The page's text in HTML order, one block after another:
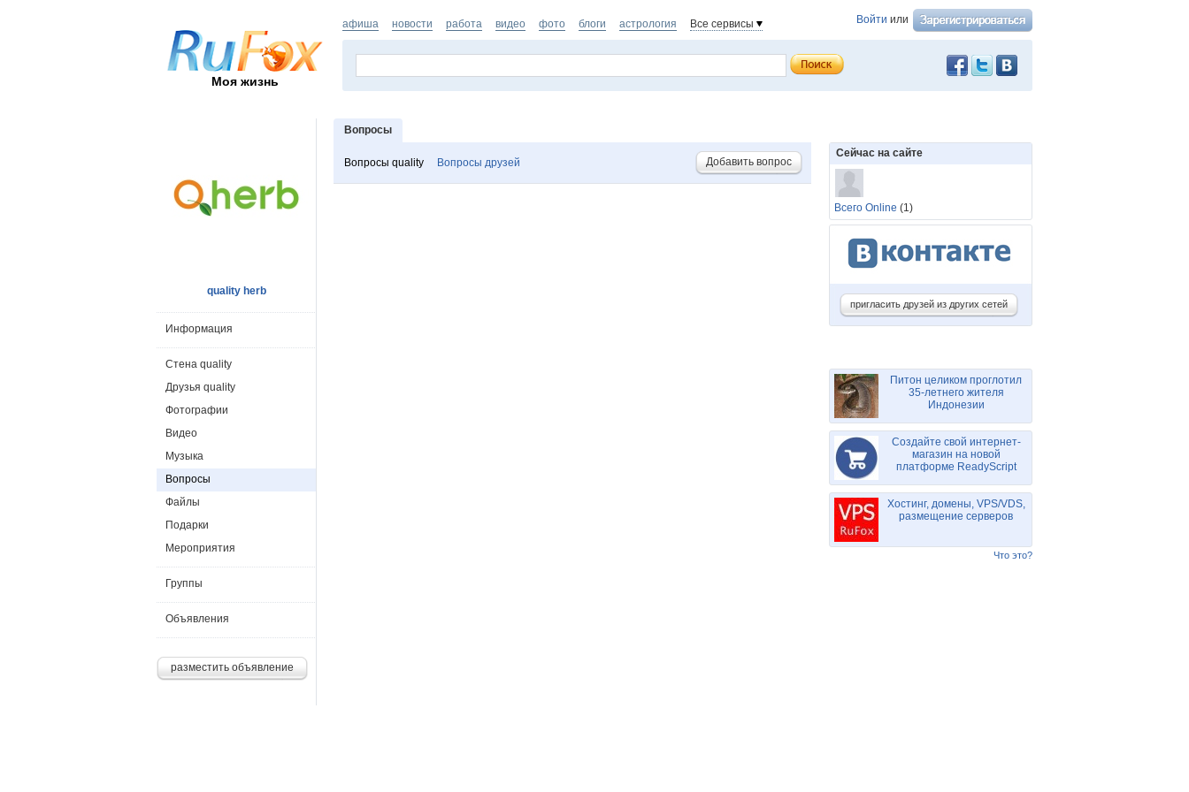
Моя жизнь
Войти или
афиша новости работа видео фото блоги астрология Все сервисы
Вопросы
Вопросы quality Вопросы друзей Добавить вопрос
quality herb
Информация
Стена quality
Друзья quality
Фотографии
Видео
Музыка
Вопросы
Файлы
Подарки
Мероприятия
Группы
Объявления
разместить объявление
Сейчас на сайте
Всего Online (1)
пригласить друзей из других сетей
Питон целиком проглотил
35-летнего жителя
Индонезии
Создайте свой интернет-
магазин на новой
платформе ReadyScript
Хостинг, домены, VPS/VDS,
размещение серверов
Что это?